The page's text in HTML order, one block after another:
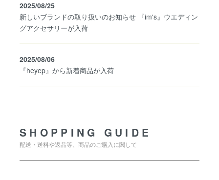
2025/08/25
新しいブランドの取り扱いのお知らせ 『im's』ウエディン
グアクセサリーが入荷
2025/08/06
『heyep』から新着商品が入荷
SHOPPING GUIDE
配送・送料や返品等、商品のご購入に関して